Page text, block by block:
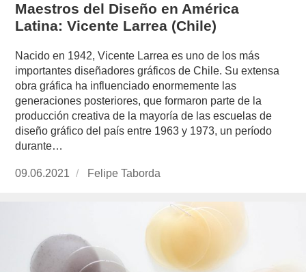
Maestros del Diseño en América
Latina: Vicente Larrea (Chile)
Nacido en 1942, Vicente Larrea es uno de los más
importantes diseñadores gráficos de Chile. Su extensa
obra gráfica ha influenciado enormemente las
generaciones posteriores, que formaron parte de la
producción creativa de la mayoría de las escuelas de
diseño gráfico del país entre 1963 y 1973, un período
durante…
Publicado
09.06.2021
https://www.experimenta.es/author/felipe-
Felipe Taborda